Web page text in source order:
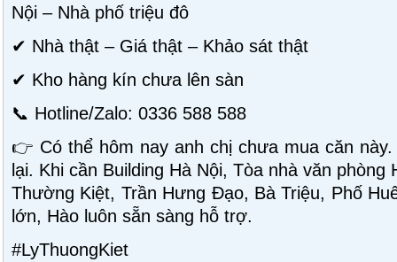
Nội – Nhà phố triệu đô
✔ Nhà thật – Giá thật – Khảo sát thật
✔ Kho hàng kín chưa lên sàn
📞 Hotline/Zalo: 0336 588 588
👉 Có thể hôm nay anh chị chưa mua căn
lại. Khi cần Building Hà Nội, Tòa nhà văn phòng
Thường Kiệt, Trần Hưng Đạo, Bà Triệu, Phố
lớn, Hào luôn sẵn sàng hỗ trợ.
#LyThuongKiet